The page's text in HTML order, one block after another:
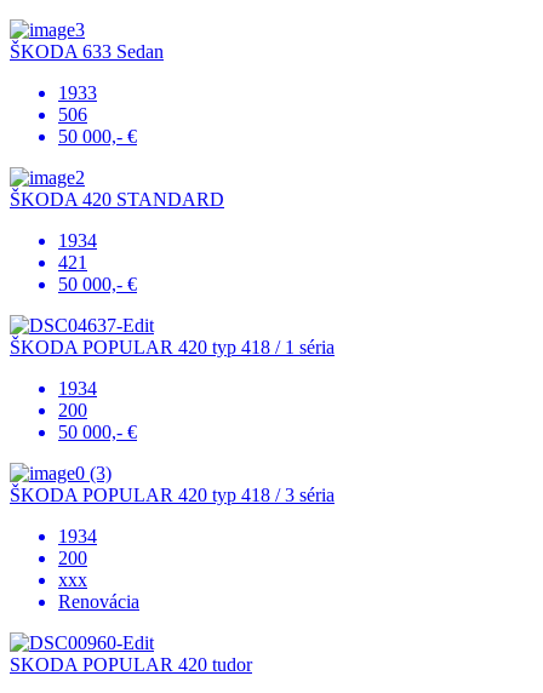
ŠKODA 633 Sedan
1933
506
50 000,- €
ŠKODA 420 STANDARD
1934
421
50 000,- €
ŠKODA POPULAR 420 typ 418 / 1 séria
1934
200
50 000,- €
ŠKODA POPULAR 420 typ 418 / 3 séria
1934
200
xxx
Renovácia
SKODA POPULAR 420 tudor